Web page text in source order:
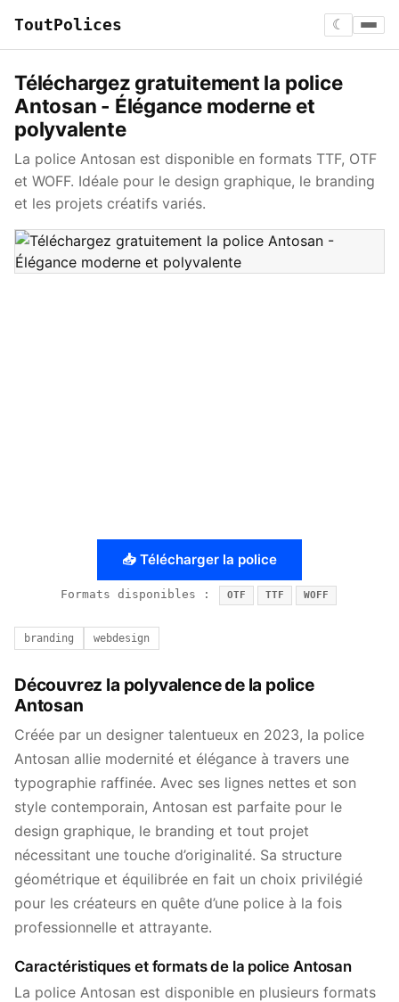
ToutPolices ☾
Téléchargez gratuitement la police
Antosan - Élégance moderne et
polyvalente
La police Antosan est disponible en formats TTF, OTF
et WOFF. Idéale pour le design graphique, le branding
et les projets créatifs variés.
📥 Télécharger la police
Formats disponibles : OTF TTF WOFF
branding webdesign
Découvrez la polyvalence de la police
Antosan
Créée par un designer talentueux en 2023, la police
Antosan allie modernité et élégance à travers une
typographie raffinée. Avec ses lignes nettes et son
style contemporain, Antosan est parfaite pour le
design graphique, le branding et tout projet
nécessitant une touche d’originalité. Sa structure
géométrique et équilibrée en fait un choix privilégié
pour les créateurs en quête d’une police à la fois
professionnelle et attrayante.
Caractéristiques et formats de la police Antosan
La police Antosan est disponible en plusieurs formats